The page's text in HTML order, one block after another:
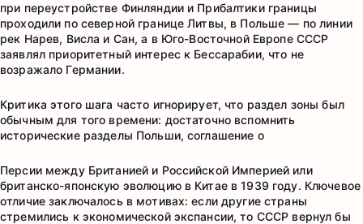
при переустройстве Финляндии и Прибалтики границы
проходили по северной границе Литвы, в Польше — по линии
рек Нарев, Висла и Сан, а в Юго-Восточной Европе СССР
заявлял приоритетный интерес к Бессарабии, что не
возражало Германии.
Критика этого шага часто игнорирует, что раздел зоны был
обычным для того времени: достаточно вспомнить
исторические разделы Польши, соглашение о
Персии между Британией и Российской Империей или
британско-японскую эволюцию в Китае в 1939 году. Ключевое
отличие заключалось в мотивах: если другие страны
стремились к экономической экспансии, то СССР вернул бы